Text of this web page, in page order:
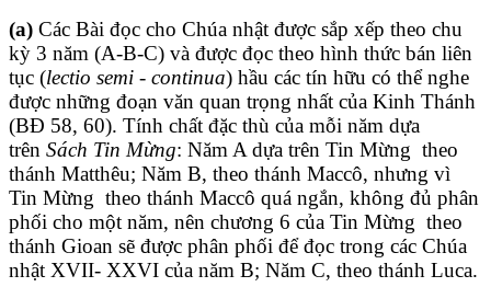
(a) Các Bài đọc cho Chúa nhật được sắp xếp theo chu
kỳ 3 năm (A-B-C) và được đọc theo hình thức bán liên
tục (lectio semi - continua) hầu các tín hữu có thể nghe
được những đoạn văn quan trọng nhất của Kinh Thánh
(BĐ 58, 60). Tính chất đặc thù của mỗi năm dựa
trên Sách Tin Mừng: Năm A dựa trên Tin Mừng theo
thánh Matthêu; Năm B, theo thánh Maccô, nhưng vì
Tin Mừng theo thánh Maccô quá ngắn, không đủ phân
phối cho một năm, nên chương 6 của Tin Mừng theo
thánh Gioan sẽ được phân phối để đọc trong các Chúa
nhật XVII- XXVI của năm B; Năm C, theo thánh Luca.